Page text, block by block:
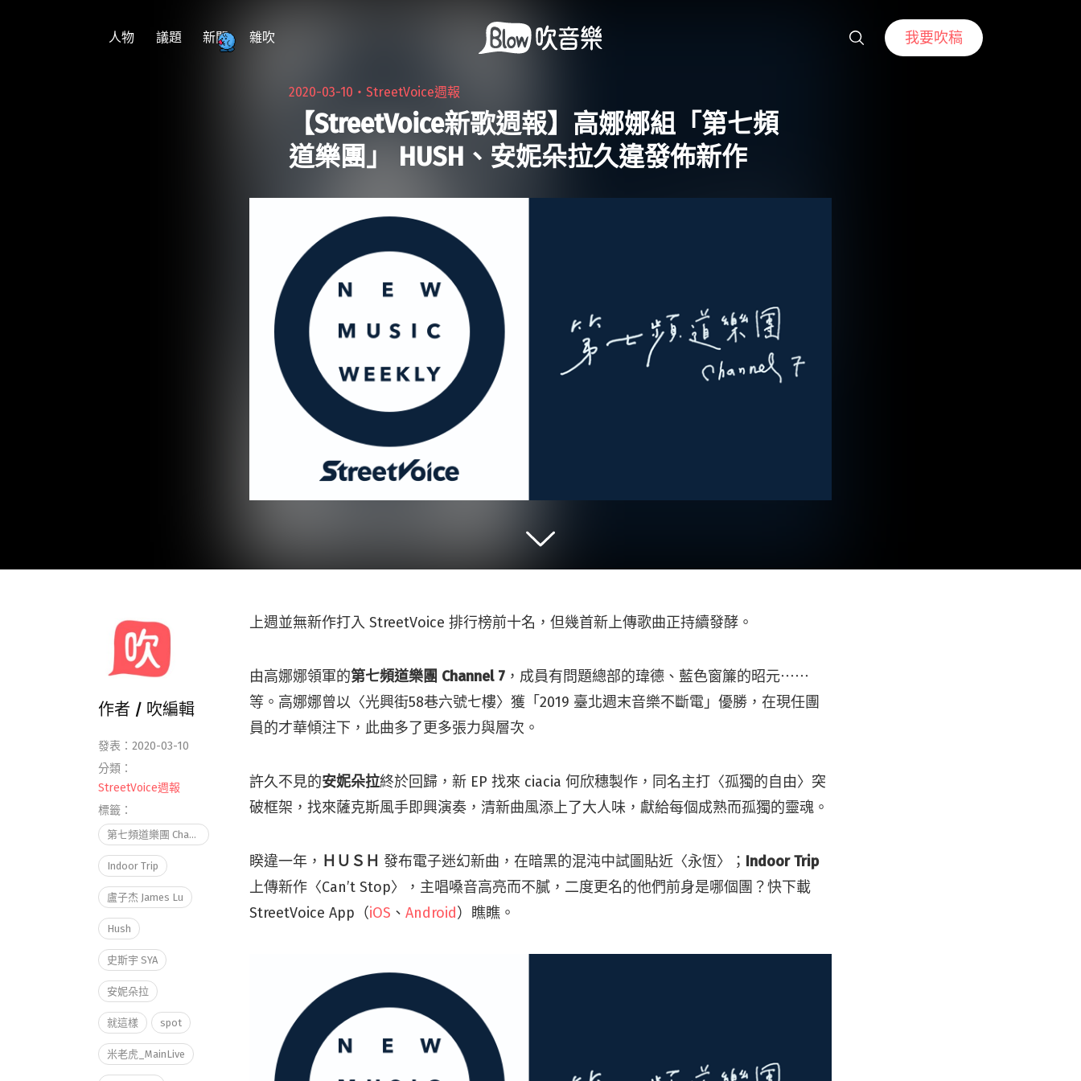
人物 議題 新聞 雜吹 我要吹稿
2020-03-10・StreetVoice週報
【StreetVoice新歌週報】高娜娜組「第七頻
道樂團」 HUSH、安妮朵拉久違發佈新作
上週並無新作打入 StreetVoice 排行榜前十名，但幾首新上傳歌曲正持續發酵。
由高娜娜領軍的第七頻道樂團 Channel 7 ，成員有問題總部的瑋德、藍色窗簾的昭元⋯⋯
等。高娜娜曾以〈光興街58巷六號七樓〉獲「2019 臺北週末音樂不斷電」優勝，在現任團
員的才華傾注下，此曲多了更多張力與層次。
許久不見的安妮朵拉終於回歸，新 EP 找來 ciacia 何欣穗製作，同名主打〈孤獨的自由〉突
破框架，找來薩克斯風手即興演奏，清新曲風添上了大人味，獻給每個成熟而孤獨的靈魂。
睽違一年， ＨＵＳＨ 發布電子迷幻新曲，在暗黑的混沌中試圖貼近〈永恆〉； Indoor Trip
上傳新作〈Can’t Stop〉，主唱嗓音高亮而不膩，二度更名的他們前身是哪個團？快下載
StreetVoice App（iOS 、Android）瞧瞧。
作者 / 吹編輯
發表：2020-03-10
分類：
StreetVoice週報
標籤：
第七頻道樂團 Channel 7
Indoor Trip
盧子杰 James Lu
Hush
史斯宇 SYA
安妮朵拉
就這樣 spot
米老虎_MainLive